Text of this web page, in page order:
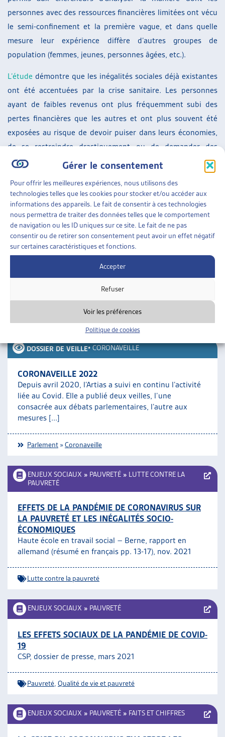
Gérer le consentement
Pour offrir les meilleures expériences, nous utilisons des
technologies telles que les cookies pour stocker et/ou accéder aux
informations des appareils. Le fait de consentir à ces technologies
nous permettra de traiter des données telles que le comportement
de navigation ou les ID uniques sur ce site. Le fait de ne pas
consentir ou de retirer son consentement peut avoir un effet négatif
sur certaines caractéristiques et fonctions.
Accepter
Refuser
Voir les préférences
Politique de cookies
personnes avec des ressources financières limitées ont vécu
le semi-confinement et la première vague, et dans quelle
mesure leur expérience diffère d’autres groupes de
population (femmes, jeunes, personnes âgées, etc.).
L’étude démontre que les inégalités sociales déjà existantes
ont été accentuées par la crise sanitaire. Les personnes
ayant de faibles revenus ont plus fréquemment subi des
pertes financières que les autres et ont plus souvent été
exposées au risque de devoir puiser dans leurs économies,
de se restreindre drastiquement ou de demander des
prestations sociales.
SUR LE MÊME THÈME…
DOSSIER DU MOIS
ENTRE VISIBLE ET INVISIBLE : INÉGALITÉS SOCIO-
ÉCONOMIQUES À L’ÉCOLE ET EN FORMATION
L’école d’aujourd’hui se veut inclusive et affiche
volontiers l’ambition d’accueillir la diversité des élèves
dans ses multiples manifestations. Les récits des
actrices et des acteurs [...]
Dossier du mois complet
DOSSIER DE VEILLE•CORONAVEILLE
CORONAVEILLE 2022
Depuis avril 2020, l’Artias a suivi en continu l’activité
liée au Covid. Elle a publié deux veilles, l’une
consacrée aux débats parlementaires, l’autre aux
mesures [...]
Parlement »Coronaveille
ENJEUX SOCIAUX » PAUVRETÉ » LUTTE CONTRE LA
PAUVRETÉ
EFFETS DE LA PANDÉMIE DE CORONAVIRUS SUR
LA PAUVRETÉ ET LES INÉGALITÉS SOCIO-
ÉCONOMIQUES
Haute école en travail social – Berne, rapport en
allemand (résumé en français pp. 13-17), nov. 2021
Lutte contre la pauvreté
ENJEUX SOCIAUX » PAUVRETÉ
LES EFFETS SOCIAUX DE LA PANDÉMIE DE COVID-
19
CSP, dossier de presse, mars 2021
Pauvreté Qualité de vie et pauvreté
ENJEUX SOCIAUX » PAUVRETÉ » FAITS ET CHIFFRES